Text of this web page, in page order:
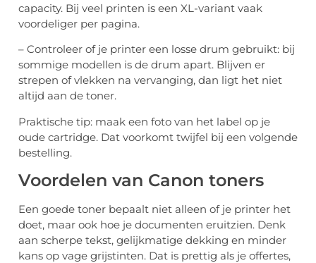
capacity. Bij veel printen is een XL-variant vaak
voordeliger per pagina.
– Controleer of je printer een losse drum gebruikt: bij
sommige modellen is de drum apart. Blijven er
strepen of vlekken na vervanging, dan ligt het niet
altijd aan de toner.
Praktische tip: maak een foto van het label op je
oude cartridge. Dat voorkomt twijfel bij een volgende
bestelling.
Voordelen van Canon toners
Een goede toner bepaalt niet alleen of je printer het
doet, maar ook hoe je documenten eruitzien. Denk
aan scherpe tekst, gelijkmatige dekking en minder
kans op vage grijstinten. Dat is prettig als je offertes,